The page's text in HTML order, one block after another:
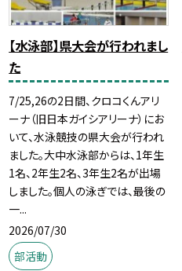
【水泳部】県大会が行われまし
た
7/25,26の2日間、クロコくんアリ
ーナ（旧日本ガイシアリーナ）にお
いて、水泳競技の県大会が行われ
ました。大中水泳部からは、1年生
1名、2年生2名、3年生2名が出場
しました。個人の泳ぎでは、最後の
一...
2026/07/30
部活動